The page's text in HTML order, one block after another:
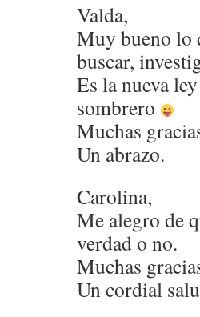
Valda,
Muy bueno lo
buscar,
Es la nueva
sombrero
Muchas
Un abrazo.
Carolina,
Me alegro de
verdad o no.
Muchas
Un cordial